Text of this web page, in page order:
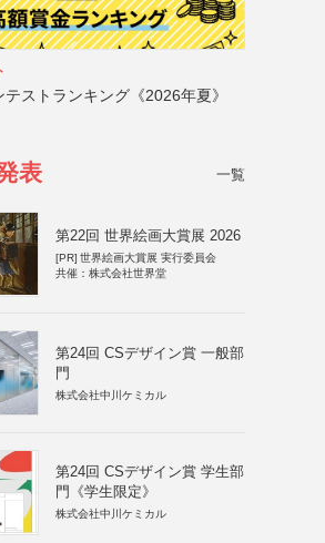
ストランキング《2026年夏》
表 一覧
第22回 世界絵画大賞展 2026
[PR] 世界絵画大賞展 実行委員会
共催：株式会社世界堂
第24回 CSデザイン賞 一般部
門
株式会社中川ケミカル
第24回 CSデザイン賞 学生部
門《学生限定》
株式会社中川ケミカル